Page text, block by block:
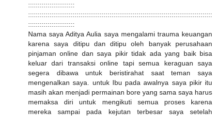
::::::::::::::::::::::::
:::::::::::::::::::::::::::::::::::::::::::::::::::::::::::::::::::::::::::::::::::::::::::::::
::::::::::::::::::::::::
Nama saya Aditya Aulia saya mengalami trauma keuangan
karena saya ditipu dan ditipu oleh banyak perusahaan
pinjaman online dan saya pikir tidak ada yang baik bisa
keluar dari transaksi online tapi semua keraguan saya
segera dibawa untuk beristirahat saat teman saya
mengenalkan saya. untuk Ibu pada awalnya saya pikir itu
masih akan menjadi permainan bore yang sama saya harus
memaksa diri untuk mengikuti semua proses karena
mereka sampai pada kejutan terbesar saya setelah